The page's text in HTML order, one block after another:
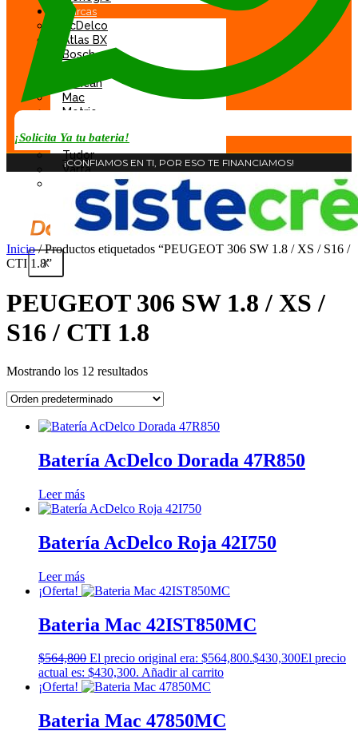
Marcas
AcDelco
Atlas BX
Bosch
Duncan
Mac
Motrio
Tab
Tudor
Varta
X
¡Solicita Ya tu bateria!
¡CONFIAMOS EN TI, POR ESO TE FINANCIAMOS!
Inicio/ Productos etiquetados “PEUGEOT 306 SW 1.8 / XS / S16 /
CTI 1.8”
PEUGEOT 306 SW 1.8 / XS /
S16 / CTI 1.8
Mostrando los 12 resultados
Batería AcDelco Dorada 47R850
Leer más
Batería AcDelco Roja 42I750
Leer más
¡Oferta!
Bateria Mac 42IST850MC
$564,800 El precio original era: $564,800.$430,300El precio
actual es: $430,300. Añadir al carrito
¡Oferta!
Bateria Mac 47850MC